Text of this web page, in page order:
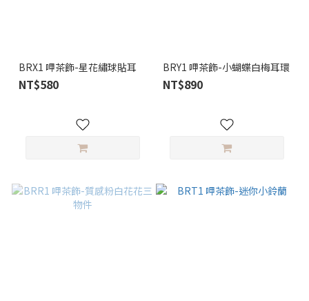
BRX1 呷茶飾-星花繡球貼耳
NT$580
BRY1 呷茶飾-小蝴蝶白梅耳環
NT$890